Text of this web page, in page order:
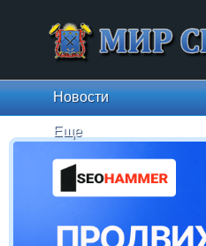
Новости
Еще